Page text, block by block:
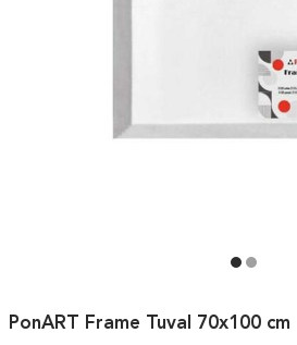
PonART Frame Tuval 70x100 cm